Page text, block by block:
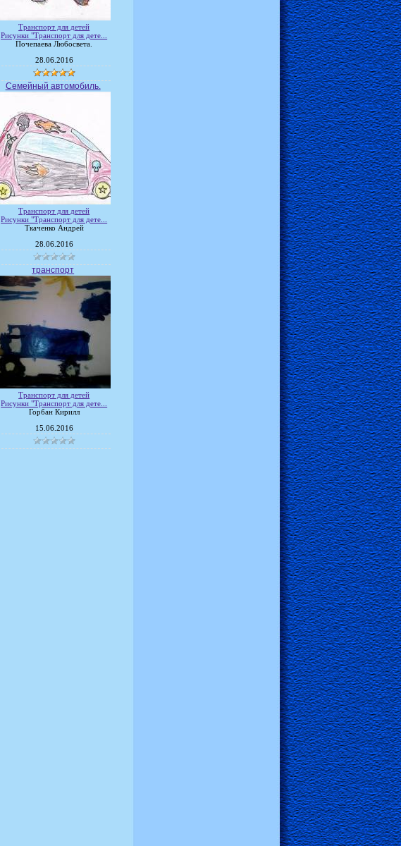
Транспорт для детей
Рисунки "Транспорт для дете...
Почепаева Любосвета.
28.06.2016
Семейный автомобиль.
Транспорт для детей
Рисунки "Транспорт для дете...
Ткаченко Андрей
28.06.2016
транспорт
Транспорт для детей
Рисунки "Транспорт для дете...
Горбан Кирилл
15.06.2016